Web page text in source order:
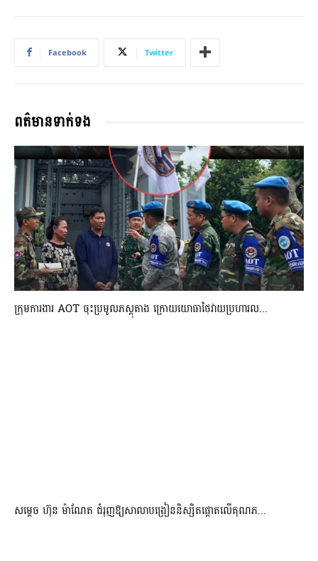
Facebook Twitter
ពត៌មានទាក់ទង
ក្រុមការងារ AOT ចុះប្រមូលភស្តុតាង ក្រោយយោធាថៃវាយប្រហារល...
សម្តេច ហ៊ុន ម៉ាណែត ជំរុញឱ្យសាលាបង្រៀននិស្សិតផ្តោតលើគុណភ...